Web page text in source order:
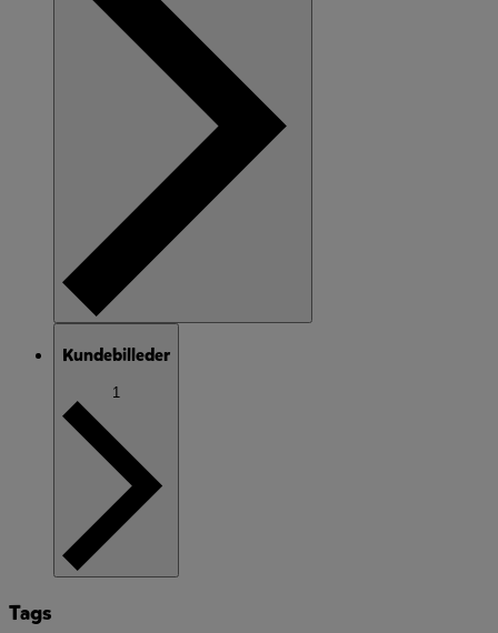
Kundebilleder
1
Tags